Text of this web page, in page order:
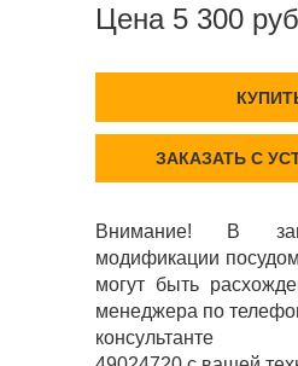
Цена 5 300 руб
ЗАКАЗАТЬ С
Внимание! В
модификации
могут быть
менеджера по
консультанте